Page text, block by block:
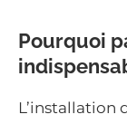
Pourquoi
L’installation